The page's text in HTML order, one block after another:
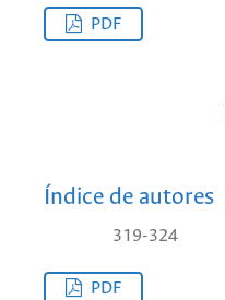
PDF
Índice de autores
319-324
PDF